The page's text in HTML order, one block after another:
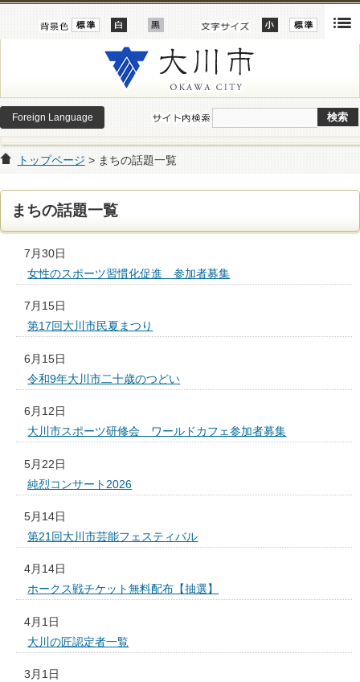
Foreign Language
トップページ > まちの話題一覧
まちの話題一覧
7月30日
女性のスポーツ習慣化促進 参加者募集
7月15日
第17回大川市民夏まつり
6月15日
令和9年大川市二十歳のつどい
6月12日
大川市スポーツ研修会 ワールドカフェ参加者募集
5月22日
純烈コンサート2026
5月14日
第21回大川市芸能フェスティバル
4月14日
ホークス戦チケット無料配布【抽選】
4月1日
大川の匠認定者一覧
3月1日